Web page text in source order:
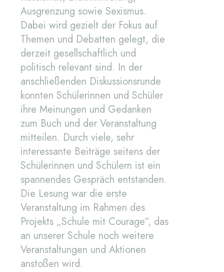
Ausgrenzung sowie Sexismus.
Dabei wird gezielt der Fokus auf
Themen und Debatten gelegt, die
derzeit gesellschaftlich und
politisch relevant sind. In der
anschließenden Diskussionsrunde
konnten Schülerinnen und Schüler
ihre Meinungen und Gedanken
zum Buch und der Veranstaltung
mitteilen. Durch viele, sehr
interessante Beiträge seitens der
Schülerinnen und Schülern ist ein
spannendes Gespräch entstanden.
Die Lesung war die erste
Veranstaltung im Rahmen des
Projekts „Schule mit Courage“, das
an unserer Schule noch weitere
Veranstaltungen und Aktionen
anstoßen wird.